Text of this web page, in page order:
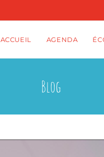
ACCUEIL AGENDA
Blog